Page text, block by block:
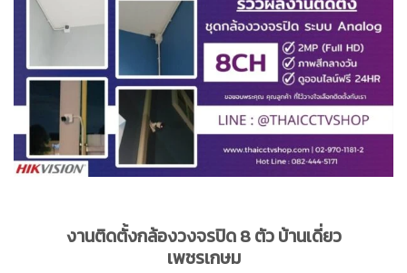
งานติดตั้งกล้องวงจรปิด 8 ตัว บ้านเดี่ยว
เพชรเกษม